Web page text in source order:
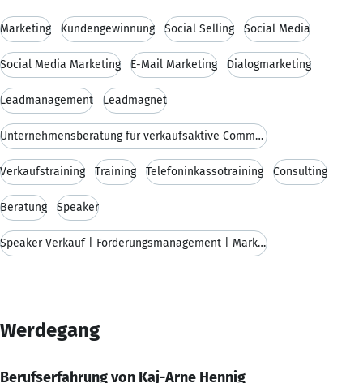
Marketing Kundengewinnung Social Selling Social Media
Social Media Marketing E-Mail Marketing Dialogmarketing
Leadmanagement Leadmagnet
Unternehmensberatung für verkaufsaktive Communicat
Verkaufstraining Training Telefoninkassotraining Consulting
Beratung Speaker
Speaker Verkauf | Forderungsmanagement | Marketing
Werdegang
Berufserfahrung von Kaj-Arne Hennig